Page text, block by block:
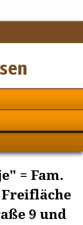
= Fam.
Freifläche
9 und